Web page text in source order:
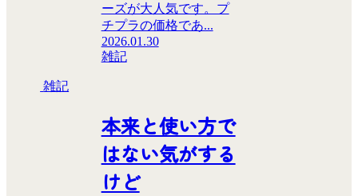
ーズが大人気です。プ
チプラの価格であ...
2026.01.30
雑記
雑記
本来と使い方で
はない気がする
けど